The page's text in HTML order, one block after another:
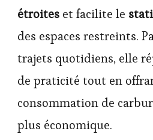
étroites et facilite le
des espaces restreints.
trajets quotidiens, elle
de praticité tout en
consommation de
plus économique.